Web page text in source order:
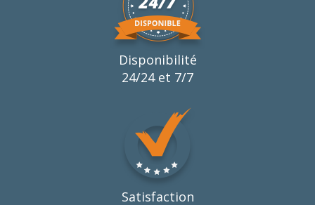
Disponibilité
24/24 et 7/7
Satisfaction